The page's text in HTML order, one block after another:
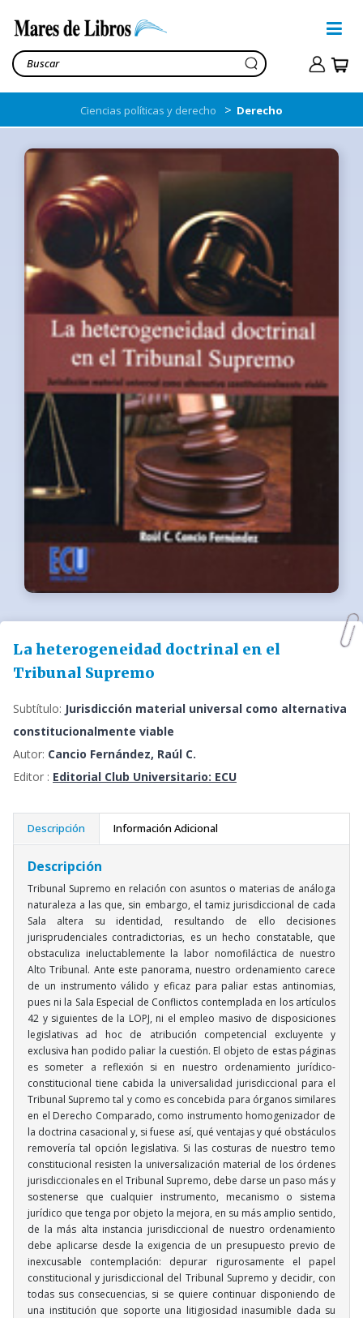
Ciencias políticas y derecho > Derecho
La heterogeneidad doctrinal en el
Tribunal Supremo
Subtítulo: Jurisdicción material universal como alternativa
constitucionalmente viable
Autor: Cancio Fernández, Raúl C.
Editor : Editorial Club Universitario: ECU
Descripción Información Adicional
Descripción
Tribunal Supremo en relación con asuntos o materias de análoga
naturaleza a las que, sin embargo, el tamiz jurisdiccional de cada
Sala altera su identidad, resultando de ello decisiones
jurisprudenciales contradictorias, es un hecho constatable, que
obstaculiza ineluctablemente la labor nomofiláctica de nuestro
Alto Tribunal. Ante este panorama, nuestro ordenamiento carece
de un instrumento válido y eficaz para paliar estas antinomias,
pues ni la Sala Especial de Conflictos contemplada en los artículos
42 y siguientes de la LOPJ, ni el empleo masivo de disposiciones
legislativas ad hoc de atribución competencial excluyente y
exclusiva han podido paliar la cuestión. El objeto de estas páginas
es someter a reflexión si en nuestro ordenamiento jurídico-
constitucional tiene cabida la universalidad jurisdiccional para el
Tribunal Supremo tal y como es concebida para órganos similares
en el Derecho Comparado, como instrumento homogenizador de
la doctrina casacional y, si fuese así, qué ventajas y qué obstáculos
removería tal opción legislativa. Si las costuras de nuestro temo
constitucional resisten la universalización material de los órdenes
jurisdiccionales en el Tribunal Supremo, debe darse un paso más y
sostenerse que cualquier instrumento, mecanismo o sistema
jurídico que tenga por objeto la mejora, en su más amplio sentido,
de la más alta instancia jurisdiccional de nuestro ordenamiento
debe aplicarse desde la exigencia de un presupuesto previo de
inexcusable contemplación: depurar rigurosamente el papel
constitucional y jurisdiccional del Tribunal Supremo y decidir, con
todas sus consecuencias, si se quiere continuar disponiendo de
una institución que soporte una litigiosidad inasumible dada su